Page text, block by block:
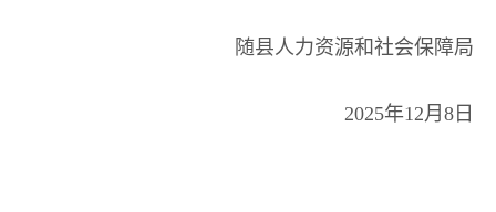
随县人力资源和社会保障局
2025年12月8日